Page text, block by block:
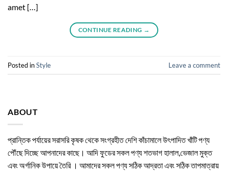
amet […]
CONTINUE READING →
Posted inStyle Leave a comment
ABOUT
প্রান্তিক পর্যায়ের সরাসরি কৃষক থেকে সংগ্রহীত দেশি কাঁচামালে উৎপাদিত খাঁটি পণ্য
পৌঁছে দিচ্ছে আপনাদের কাছে। আদি ফুডের সকল পণ্য শতভাগ হালাল,ভেজাল মুক্ত
এবং অর্গানিক উপায়ে তৈরি । আমাদের সকল পণ্য সঠিক আদ্রতা এবং সঠিক তাপমাত্রায়